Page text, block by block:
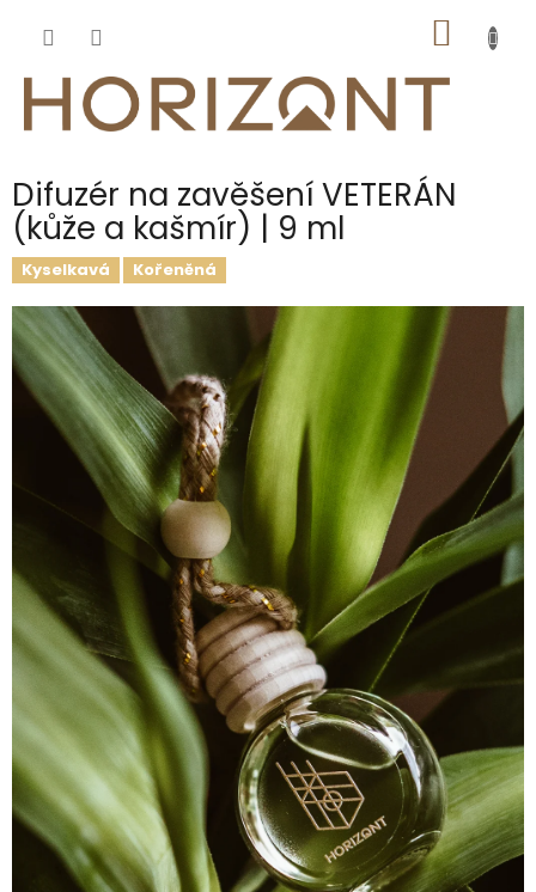
KOŠÍK
Difuzér na zavěšení VETERÁN
(kůže a kašmír) | 9 ml
Kyselkavá Kořeněná